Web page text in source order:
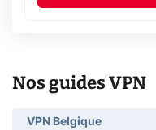
Nos guides VPN
VPN Belgique